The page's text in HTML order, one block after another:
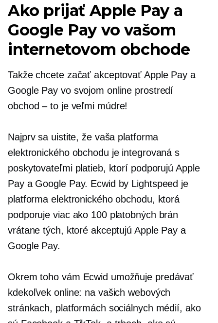
Ako prijať Apple Pay a
Google Pay vo vašom
internetovom obchode
Takže chcete začať akceptovať Apple Pay a
Google Pay vo svojom online prostredí
obchod – to jeveľmi múdre!
Najprv sa uistite, že vaša platforma
elektronického obchodu je integrovaná s
poskytovateľmi platieb, ktorí podporujú Apple
Pay a Google Pay. Ecwid by Lightspeed je
platforma elektronického obchodu, ktorá
podporuje viac ako 100 platobných brán
vrátane tých, ktoré akceptujú Apple Pay a
Google Pay.
Okrem toho vám Ecwid umožňuje predávať
kdekoľvek online: na vašich webových
stránkach, platformách sociálnych médií, ako